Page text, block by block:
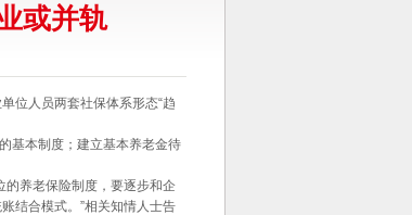
或并轨
位人员两套社保体系形态“趋
基本制度；建立基本养老金待
的养老保险制度，要逐步和企
结合模式。”相关知情人士告